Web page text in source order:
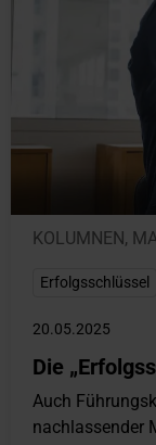
KOLUMNEN,
Erfolgsschlüssel
20.05.2025
Die
Auch
nachlassender